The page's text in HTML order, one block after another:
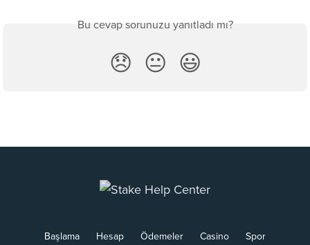
Bu cevap sorunuzu yanıtladı mı?
😞 😐 😃
Başlama Hesap Ödemeler Casino
Spor